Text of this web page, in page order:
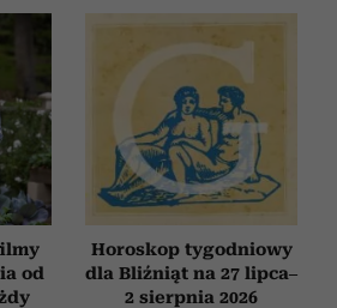
od
Horoskop tygodniowy
dla Bliźniąt na 27 lipca–
2 sierpnia 2026